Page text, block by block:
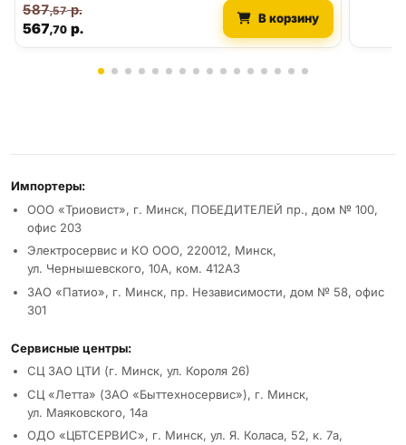
567,70 р.
587,57р.
В корзину
Реквизиты и условия
Импортеры:
ООО «Триовист», г. Минск, ПОБЕДИТЕЛЕЙ пр., дом № 100,
офис 203
Электросервис и КО ООО, 220012, Минск,
ул. Чернышевского, 10А, ком. 412А3
ЗАО «Патио», г. Минск, пр. Независимости, дом № 58, офис
301
Сервисные центры:
СЦ ЗАО ЦТИ (г. Минск, ул. Короля 26)
СЦ «Летта» (ЗАО «Быттехносервис»), г. Минск,
ул. Маяковского, 14а
ОДО «ЦБТСЕРВИС», г. Минск, ул. Я. Коласа, 52, к. 7а,